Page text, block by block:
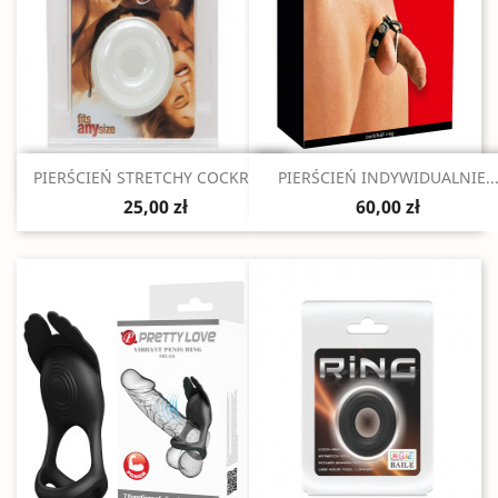
Szybki podgląd
PIERŚCIEŃ STRETCHY COCKRING
25,00 zł
Szybki podgląd
PIERŚCIEŃ INDYWIDUALNIE...
60,00 zł